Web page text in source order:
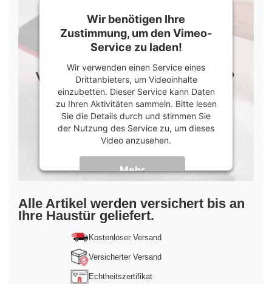
Wir benötigen Ihre
Zustimmung, um den Vimeo-
Service zu laden!
Wir verwenden einen Service eines
Drittanbieters, um Videoinhalte
einzubetten. Dieser Service kann Daten
zu Ihren Aktivitäten sammeln. Bitte lesen
Sie die Details durch und stimmen Sie
der Nutzung des Service zu, um dieses
Video anzusehen.
Mehr
Informationen
Akzeptieren
powered byUsercentrics Consent
Management Platform&Trusted Shops
Alle Artikel werden versichert bis an
Ihre Haustür geliefert.
Kostenloser Versand
Versicherter Versand
Echtheitszertifikat